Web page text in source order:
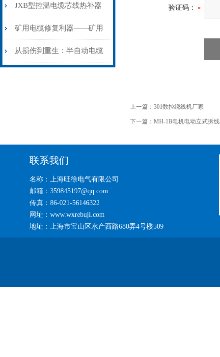
步作业法
山电力动脉的“智能外科医
生”
JXB型控温电缆芯线热补器
安装与接线：精准修复的工
艺基石
矿用电缆修复利器——矿用
电缆热补机智能控温，安全
从损伤到重生：半自动电缆
验证码：
上一篇： 301数控绕线机厂家
下一篇： MH-1B电机电动立式拆
联系我们
名称：上海旺徐电气有限公司
邮箱：359845197@qq.com
传真：86-021-56146322
网址：www.wxrebuji.com
地址：上海市宝山区水产西路680弄4号楼509